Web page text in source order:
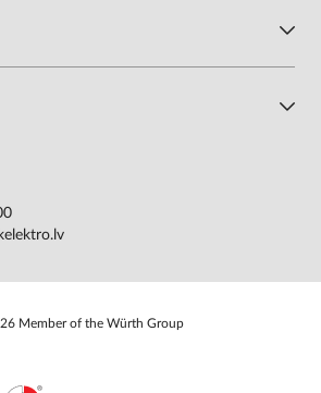
Member of the Würth Group